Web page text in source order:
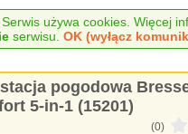
Serwis używa cookies. Więcej
serwisu.OK (wyłącz
pogodowa
5-in-1 (15201)
(0)